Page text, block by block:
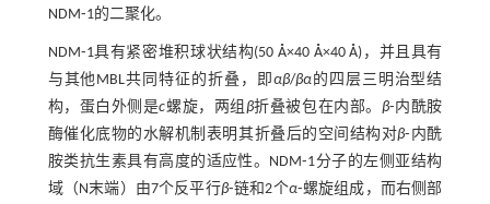
NDM⁃1的二聚化。
NDM⁃1具有紧密堆积球状结构(50 Å×40 Å×40 Å)，并且具有
与其他MBL共同特征的折叠，即αβ/βα的四层三明治型结
构，蛋白外侧是c螺旋，两组 β折叠被包在内部。 β⁃内酰胺
酶催化底物的水解机制表明其折叠后的空间结构对β⁃内酰
胺类抗生素具有高度的适应性。NDM⁃1分子的左侧亚结构
域（N末端）由7个反平行β⁃链和2个α⁃螺旋组成，而右侧部